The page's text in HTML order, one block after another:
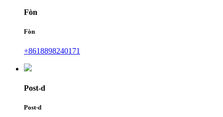
Fòn
Fòn
+8618898240171
Post-d
Post-d